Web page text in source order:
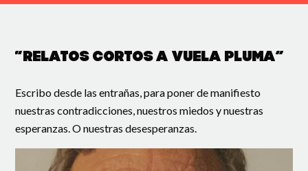
“Relatos cortos a vuela pluma”
Escribo desde las entrañas, para poner de manifiesto
nuestras contradicciones, nuestros miedos y nuestras
esperanzas. O nuestras desesperanzas.